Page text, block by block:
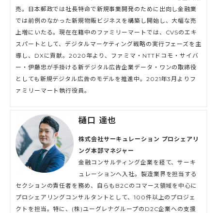
売。日本郵政では社長特命で新規事業開発のために出向し金融業
では前例のなかった新規物販ビジネスを構築し開始し、大幅な売
上増にいたる。現在在籍中のファミリーマートでは、CVSのエキ
スパートとして、デジタルマーケティング戦略の実行フェーズを主
導し、DXに貢献。2020年より、ファミマ・NTTドコモ・サイバ
ー・伊藤忠が手掛ける新デジタル広告企業データ・ワンの取締役
としても新規デジタル広告のモデルを推進中。2021年3月よりフ
ァミリーマート執行役員。
樋口 達也
株式会社サーキュレーション プロシェアリ
ング本部マネジャー
金融コンサルティング企業を経て、サーキ
ュレーションへ入社。製造業界を担当する
セクションの責任者を務め、自らもB2Cのコマース領域を中心に
プロシェアリングコンサルタントとして、100件以上のプロジェ
クトを担当。特に、(株)ユーグレナグループのD2C企業への支援